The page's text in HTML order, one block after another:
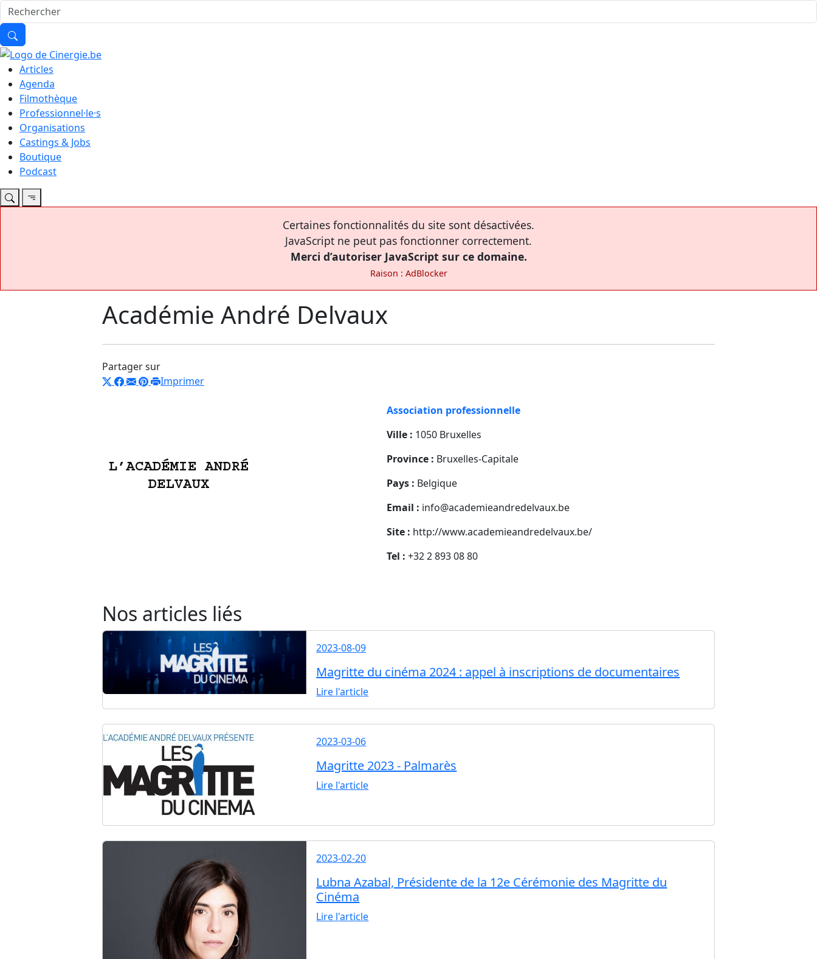
Articles
Agenda
Filmothèque
Professionnel·le·s
Organisations
Castings & Jobs
Boutique
Podcast
Certaines fonctionnalités du site sont désactivées.
JavaScript ne peut pas fonctionner correctement.
Merci d’autoriser JavaScript sur ce domaine.
Raison : AdBlocker
Académie André Delvaux
Partager sur
Imprimer
Association professionnelle
Ville : 1050 Bruxelles
Province : Bruxelles-Capitale
Pays : Belgique
Email : info@academieandredelvaux.be
Site : http://www.academieandredelvaux.be/
Tel : +32 2 893 08 80
Nos articles liés
2023-08-09
Magritte du cinéma 2024 : appel à inscriptions de documentaires
Lire l'article
2023-03-06
Magritte 2023 - Palmarès
Lire l'article
2023-02-20
Lubna Azabal, Présidente de la 12e Cérémonie des Magritte du
Cinéma
Lire l'article